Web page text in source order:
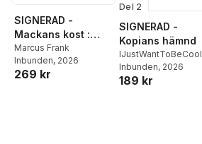
SIGNERAD -
Mackans kost :
Middagar och
matlådor
Marcus Frank
Inbunden, 2026
269 kr
Del 2
SIGNERAD -
Kopians hämnd
IJustWantToBeCool
Joel Adolphson
Ejdemo Beer
Inbunden, 2026
189 kr